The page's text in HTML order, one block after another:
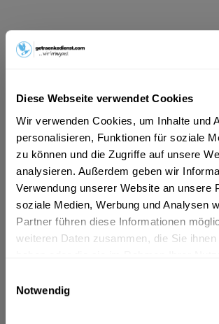
Diese Webseite verwendet Cookies
Wir verwenden Cookies, um Inhalte und
personalisieren, Funktionen für soziale
zu können und die Zugriffe auf unsere
analysieren. Außerdem geben wir
Verwendung unserer Website an unsere
soziale Medien, Werbung und Analysen
Partner führen diese Informationen
weiteren Daten zusammen, die Sie
Notwendig
9,99 € *
Vorrätig
MEHRWEG
+3,30 € Pfand
In den
Artikel-Nr.: 34499
Beschreibung
Zutaten und Allergene